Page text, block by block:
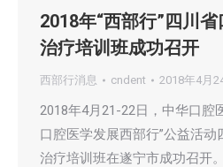
2018年“西部行”四川
治疗培训班成功召开
西部行消息 cndent 2018年4月
2018年4月21-22日，中华口腔
口腔医学发展西部行”公益活
治疗培训班在遂宁市成功召开。